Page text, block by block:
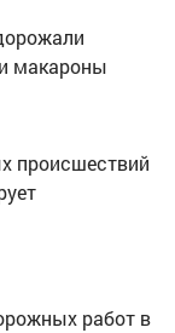
макароны
происшествий
работ в